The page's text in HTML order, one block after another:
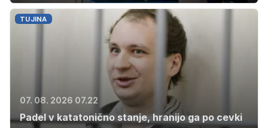
TUJINA
07. 08. 2026 07.22
Padel v katatonično stanje, hranijo ga po cevki